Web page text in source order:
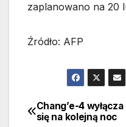
zaplanowano na 20
Źródło: AFP
Nawigacja
Chang’e-4 wyłącza
się na kolejną noc